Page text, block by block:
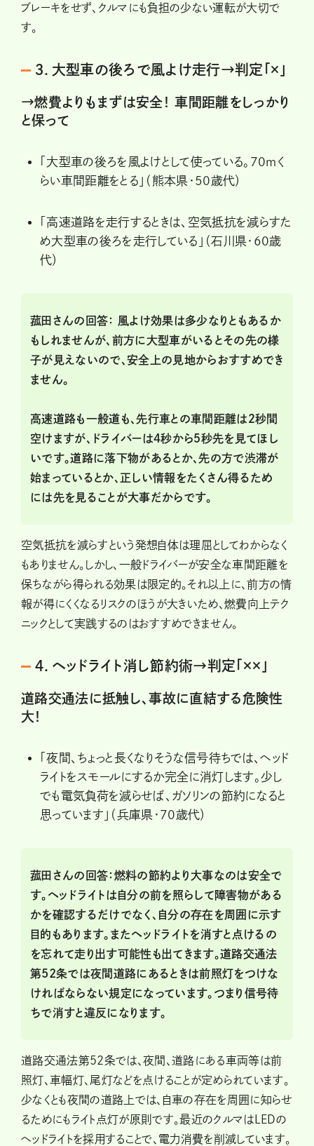
ブレーキをせず、クルマにも負担の少ない運転が大切で
す。
３．大型車の後ろで風よけ走行→判定「×」
→燃費よりもまずは安全！ 車間距離をしっかり
と保って
「大型車の後ろを風よけとして使っている。70mく
らい車間距離をとる」（熊本県・50歳代）
「高速道路を走行するときは、空気抵抗を減らすた
め大型車の後ろを走行している」（石川県・60歳
代）
菰田さんの回答：
風よけ効果は多少なりともあるか
もしれませんが、前方に大型車がいるとその先の様
子が見えないので、安全上の見地からおすすめでき
ません。
高速道路も一般道も、先行車との車間距離は２秒間
空けますが、ドライバーは４秒から５秒先を見てほし
いです。道路に落下物があるとか、先の方で渋滞が
始まっているとか、正しい情報をたくさん得るため
には先を見ることが大事だからです。
空気抵抗を減らすという発想自体は理屈としてわからなく
もありません。しかし、一般ドライバーが安全な車間距離を
保ちながら得られる効果は限定的。それ以上に、前方の情
報が得にくくなるリスクのほうが大きいため、燃費向上テク
ニックとして実践するのはおすすめできません。
４．ヘッドライト消し節約術→判定「××」
道路交通法に抵触し、事故に直結する危険性
大！
「夜間、ちょっと長くなりそうな信号待ちでは、ヘッド
ライトをスモールにするか完全に消灯します。少し
でも電気負荷を減らせば、ガソリンの節約になると
思っています」（兵庫県・70歳代）
菰田さんの回答：燃料の節約より大事なのは安全で
す。ヘッドライトは自分の前を照らして障害物がある
かを確認するだけでなく、自分の存在を周囲に示す
目的もあります。またヘッドライトを消すと点けるの
を忘れて走り出す可能性も出てきます。道路交通法
第52条では夜間道路にあるときは前照灯をつけな
ければならない規定になっています。つまり信号待
ちで消すと違反になります。
道路交通法第52条では、夜間、道路にある車両等は前
照灯、車幅灯、尾灯などを点けることが定められています。
少なくとも夜間の道路上では、自車の存在を周囲に知らせ
るためにもライト点灯が原則です。最近のクルマはLEDの
ヘッドライトを採用することで、電力消費を削減しています。